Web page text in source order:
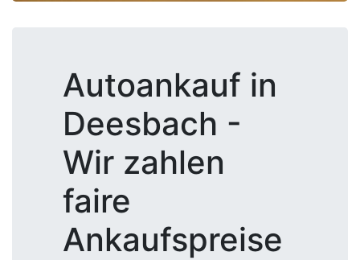
Autoankauf in
Deesbach -
Wir zahlen
faire
Ankaufspreise